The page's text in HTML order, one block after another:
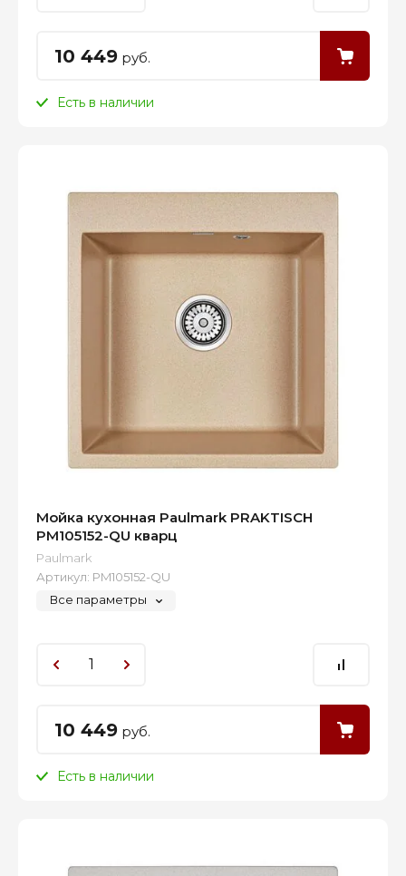
10 449 руб.
Есть в наличии
Мойка кухонная Paulmark PRAKTISCH
PM105152-QU кварц
Paulmark
Артикул: PM105152-QU
Все параметры
10 449 руб.
Есть в наличии